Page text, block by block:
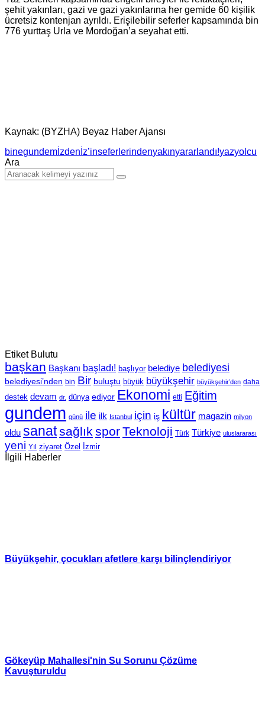
şehit yakınları, gazi ve gazi yakınlarına her gemide 60 kişilik
ücretsiz kontenjan ayrıldı. Erişilebilir seferler kapsamında bin
776 yurttaş Urla ve Mordoğan’a seyahat etti.
Kaynak: (BYZHA) Beyaz Haber Ajansı
binegundem İzdenİz’inseferlerindenyakınyararlandı!yazyolcu
Ara
Etiket Bulutu
başkan Başkanı başladı! başlıyor belediye belediyesi
belediyesi’nden bin Bir buluştu büyük büyükşehir büyükşehir’den daha
destek devam dr. dünya ediyor Ekonomi etti Eğitim
gundem günü ile ilk Istanbul için iş kültür magazin milyon
oldu sanatsağlık sporTeknoloji Türk Türkiye uluslararası
yeni Yıl ziyaret Özel İzmir
İlgili Haberler
Büyükşehir, çocukları afetlere karşı bilinçlendiriyor
Gökeyüp Mahallesi'nin Su Sorunu Çözüme
Kavuşturuldu